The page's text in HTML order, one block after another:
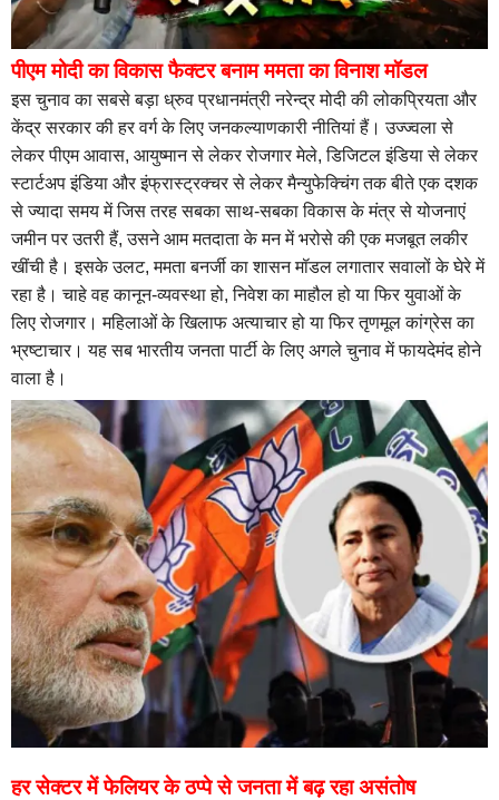
पीएम मोदी का विकास फैक्टर बनाम ममता का विनाश मॉडल
इस चुनाव का सबसे बड़ा ध्रुव प्रधानमंत्री नरेन्द्र मोदी की लोकप्रियता और
केंद्र सरकार की हर वर्ग के लिए जनकल्याणकारी नीतियां हैं। उज्ज्वला से
लेकर पीएम आवास, आयुष्मान से लेकर रोजगार मेले, डिजिटल इंडिया से लेकर
स्टार्टअप इंडिया और इंफ्रास्ट्रक्चर से लेकर मैन्युफेक्चिंग तक बीते एक दशक
से ज्यादा समय में जिस तरह सबका साथ-सबका विकास के मंत्र से योजनाएं
जमीन पर उतरी हैं, उसने आम मतदाता के मन में भरोसे की एक मजबूत लकीर
खींची है। इसके उलट, ममता बनर्जी का शासन मॉडल लगातार सवालों के घेरे में
रहा है। चाहे वह कानून-व्यवस्था हो, निवेश का माहौल हो या फिर युवाओं के
लिए रोजगार। महिलाओं के खिलाफ अत्याचार हो या फिर तृणमूल कांग्रेस का
भ्रष्टाचार। यह सब भारतीय जनता पार्टी के लिए अगले चुनाव में फायदेमंद होने
वाला है।
हर सेक्टर में फेलियर के ठप्पे से जनता में बढ़ रहा असंतोष